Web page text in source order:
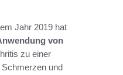
Jahr 2019 hat
von
zu einer
und